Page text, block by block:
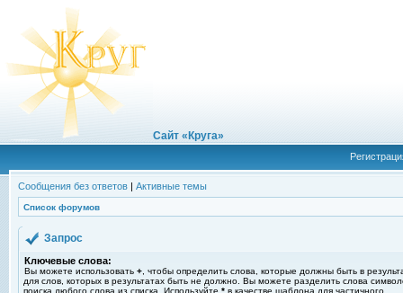
Сайт «Круга»
Сообщения без ответов | Активные темы
Список форумов
Запрос
Ключевые слова:
Вы можете использовать + , чтобы определить слова, которые должны быть в
для слов, которых в результатах быть не должно. Вы можете разделить слова
поиска любого слова из списка. Используйте * в качестве шаблона для частичного